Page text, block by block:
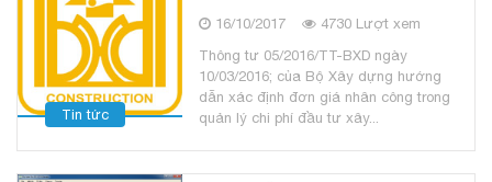
Tin tức
16/10/2017
4730 Lượt xem
Thông tư 05/2016/TT-BXD ngày
10/03/2016; của Bộ Xây dựng hướng
dẫn xác định đơn giá nhân công trong
quản lý chi phí đầu tư xây...